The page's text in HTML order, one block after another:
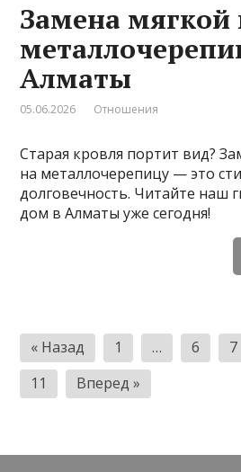
Замена мягкой
Алматы
05.06.2026 Отношения
Старая кровля портит вид?
на металлочерепицу — это
долговечность. Читайте наш
дом в Алматы уже сегодня!
Пагинация
записей
« Назад 1 … 6 7
11
Вперед »